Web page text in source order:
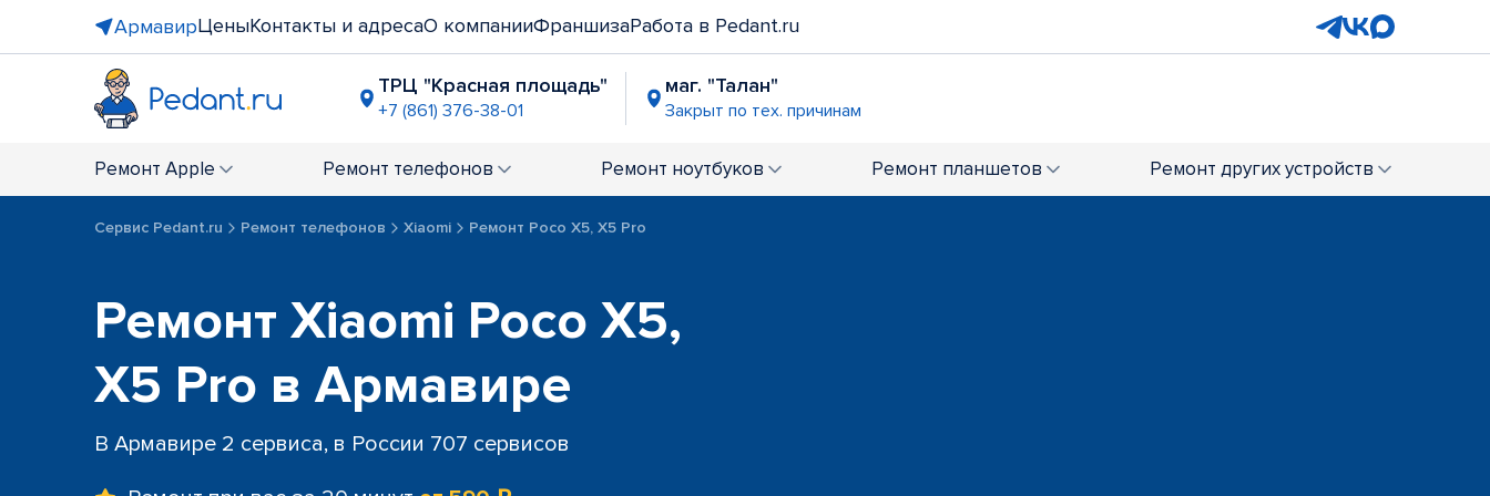
АрмавирЦеныКонтакты и адресаО компанииФраншизаРабота в Pedant.ru
ТРЦ "Красная площадь"
+7 (861) 376-38-01
маг. "Талан"
Закрыт по тех. причинам
Ремонт Apple Ремонт телефонов Ремонт ноутбуков Ремонт планшетов Ремонт других устройств
Сервис Pedant.ru Ремонт телефонов Xiaomi Ремонт Poco X5, X5 Pro
Ремонт Xiaomi Poco X5,
X5 Pro в Армавире
В Армавире 2 сервиса, в России 707 сервисов